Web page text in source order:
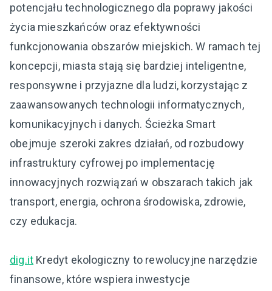
potencjału technologicznego dla poprawy jakości
życia mieszkańców oraz efektywności
funkcjonowania obszarów miejskich. W ramach tej
koncepcji, miasta stają się bardziej inteligentne,
responsywne i przyjazne dla ludzi, korzystając z
zaawansowanych technologii informatycznych,
komunikacyjnych i danych. Ścieżka Smart
obejmuje szeroki zakres działań, od rozbudowy
infrastruktury cyfrowej po implementację
innowacyjnych rozwiązań w obszarach takich jak
transport, energia, ochrona środowiska, zdrowie,
czy edukacja.
dig.it Kredyt ekologiczny to rewolucyjne narzędzie
finansowe, które wspiera inwestycje